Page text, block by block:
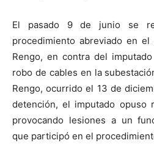
El pasado 9 de junio se
procedimiento abreviado en el
Rengo, en contra del
robo de cables en la
Rengo, ocurrido el 13 de
detención, el imputado opuso
provocando lesiones a un
que participó en el